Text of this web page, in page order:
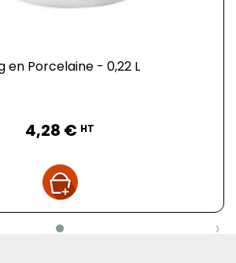
en Porcelaine - 0,22 L
4,28 € HT
›